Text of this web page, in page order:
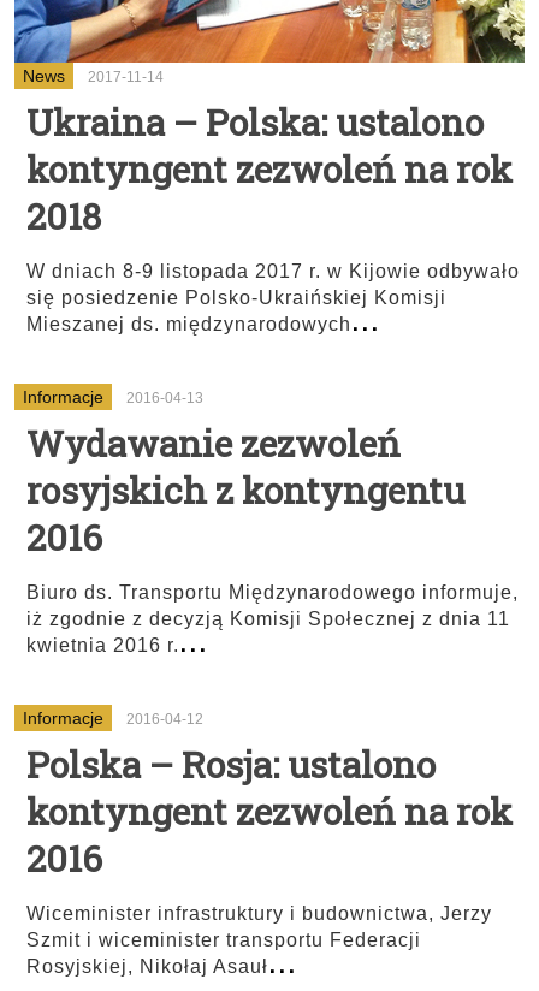
News 2017-11-14
Ukraina – Polska: ustalono
kontyngent zezwoleń na rok
2018
W dniach 8-9 listopada 2017 r. w Kijowie odbywało
się posiedzenie Polsko-Ukraińskiej Komisji
Mieszanej ds. międzynarodowych...
Informacje 2016-04-13
Wydawanie zezwoleń
rosyjskich z kontyngentu
2016
Biuro ds. Transportu Międzynarodowego informuje,
iż zgodnie z decyzją Komisji Społecznej z dnia 11
kwietnia 2016 r....
Informacje 2016-04-12
Polska – Rosja: ustalono
kontyngent zezwoleń na rok
2016
Wiceminister infrastruktury i budownictwa, Jerzy
Szmit i wiceminister transportu Federacji
Rosyjskiej, Nikołaj Asauł...